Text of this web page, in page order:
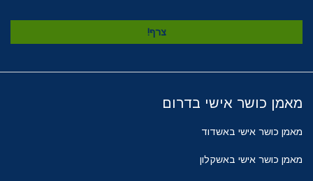
מאמן כושר אישי בדרום
מאמן כושר אישי באשדוד
מאמן כושר אישי באשקלון